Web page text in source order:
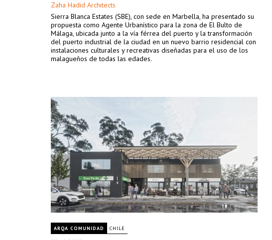
Zaha Hadid Architects
Sierra Blanca Estates (SBE), con sede en Marbella, ha presentado su
propuesta como Agente Urbanístico para la zona de El Bulto de
Málaga, ubicada junto a la vía férrea del puerto y la transformación
del puerto industrial de la ciudad en un nuevo barrio residencial con
instalaciones culturales y recreativas diseñadas para el uso de los
malagueños de todas las edades.
ARQA COMUNIDAD CHILE